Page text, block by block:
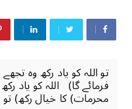
تو اللہ کو یاد رکھ وہ
فرمائے گا) اللہ کو یاد
محرمات) کا خیال رکھ)